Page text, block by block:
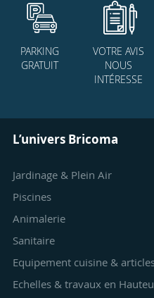
PARKING
GRATUIT
VOTRE AVIS
NOUS
INTÉRESSE
L’univers Bricoma
Jardinage & Plein Air
Piscines
Animalerie
Sanitaire
Equipement cuisine &
Echelles & travaux en